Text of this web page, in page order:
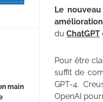
Le
du ChatGPT
Pour être
suffit de
GPT-4.
OpenAI
main